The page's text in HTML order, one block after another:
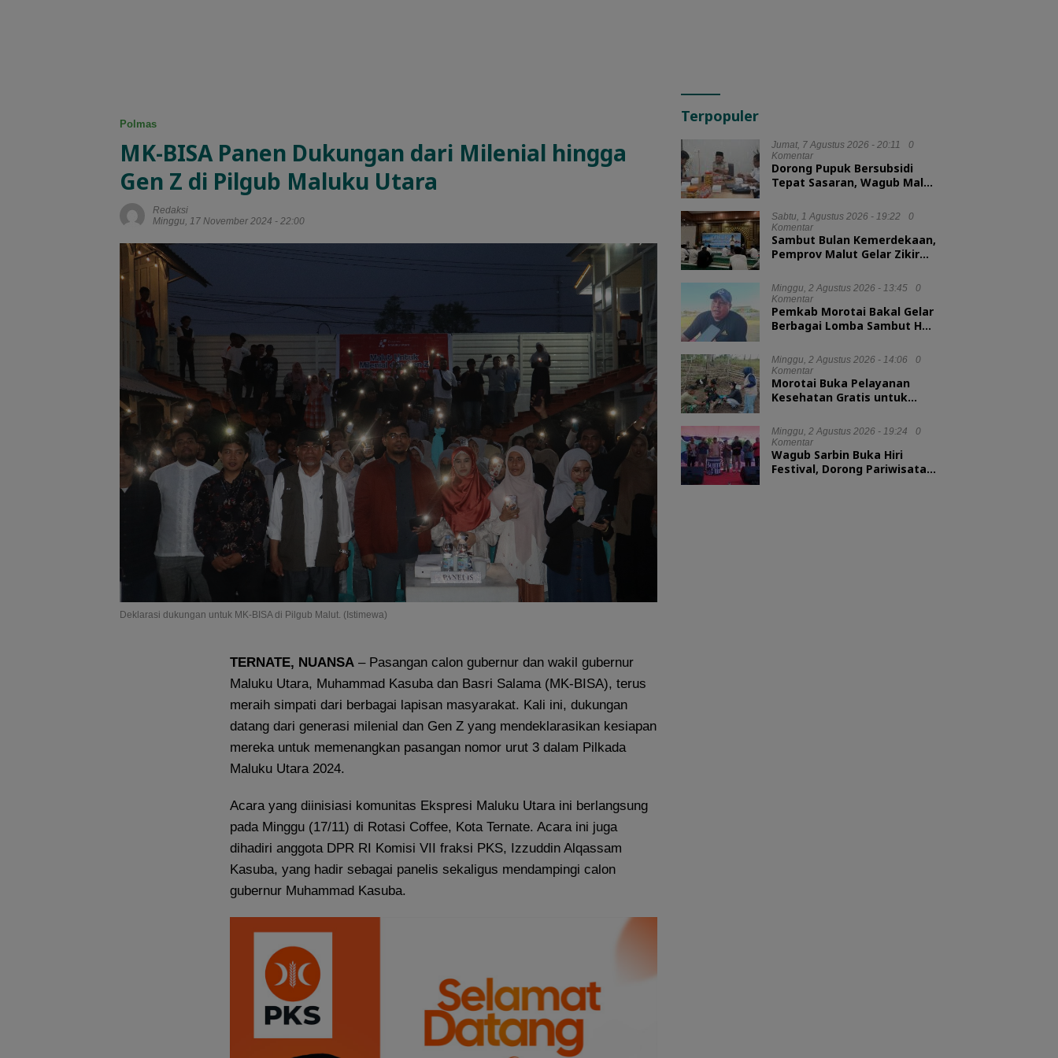
Polmas
MK-BISA Panen Dukungan dari Milenial hingga
Gen Z di Pilgub Maluku Utara
Redaksi
Minggu, 17 November 2024 - 22:00
Deklarasi dukungan untuk MK-BISA di Pilgub Malut. (Istimewa)
TERNATE, NUANSA – Pasangan calon gubernur dan wakil gubernur
Maluku Utara, Muhammad Kasuba dan Basri Salama (MK-BISA), terus
meraih simpati dari berbagai lapisan masyarakat. Kali ini, dukungan
datang dari generasi milenial dan Gen Z yang mendeklarasikan kesiapan
mereka untuk memenangkan pasangan nomor urut 3 dalam Pilkada
Maluku Utara 2024.
Acara yang diinisiasi komunitas Ekspresi Maluku Utara ini berlangsung
pada Minggu (17/11) di Rotasi Coffee, Kota Ternate. Acara ini juga
dihadiri anggota DPR RI Komisi VII fraksi PKS, Izzuddin Alqassam
Kasuba, yang hadir sebagai panelis sekaligus mendampingi calon
gubernur Muhammad Kasuba.
Terpopuler
Jumat, 7 Agustus 2026 - 20:11
0
Komentar
Dorong Pupuk Bersubsidi
Tepat Sasaran, Wagub Malut
Digitalisasi
Sabtu, 1 Agustus 2026 - 19:22
0
Komentar
Sambut Bulan Kemerdekaan,
Pemprov Malut Gelar Zikir
Minggu, 2 Agustus 2026 - 13:45
0
Komentar
Pemkab Morotai Bakal Gelar
Berbagai Lomba Sambut HUT
Minggu, 2 Agustus 2026 - 14:06
0
Komentar
Morotai Buka Pelayanan
Kesehatan Gratis untuk
Minggu, 2 Agustus 2026 - 19:24
0
Komentar
Wagub Sarbin Buka Hiri
Festival, Dorong Pariwisata